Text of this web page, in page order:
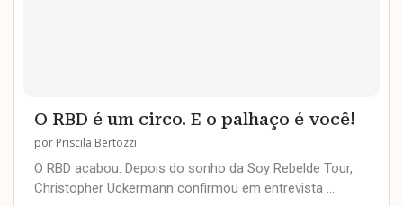
O RBD é um circo. E o palhaço é você!
por Priscila Bertozzi
O RBD acabou. Depois do sonho da Soy Rebelde Tour,
Christopher Uckermann confirmou em entrevista …